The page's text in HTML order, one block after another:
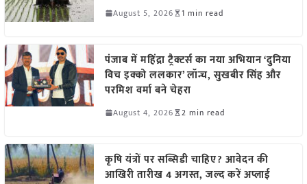
August 5, 2026 1 min read
पंजाब में महिंद्रा ट्रैक्टर्स का नया अभियान ‘दुनिया
विच इक्को ललकार’ लॉन्च, सुखबीर सिंह और
परमिश वर्मा बने चेहरा
August 4, 2026 2 min read
कृषि यंत्रों पर सब्सिडी चाहिए? आवेदन की
आखिरी तारीख 4 अगस्त, जल्द करें अप्लाई